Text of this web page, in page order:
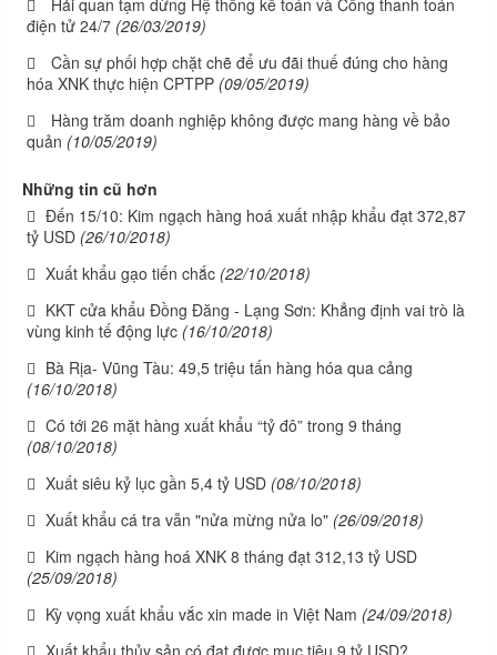
Hải quan tạm dừng Hệ thống kế toán và Cổng thanh toán
điện tử 24/7 (26/03/2019)
Cần sự phối hợp chặt chẽ để ưu đãi thuế đúng cho hàng
hóa XNK thực hiện CPTPP (09/05/2019)
Hàng trăm doanh nghiệp không được mang hàng về bảo
quản (10/05/2019)
Những tin cũ hơn
Đến 15/10: Kim ngạch hàng hoá xuất nhập khẩu đạt 372,87
tỷ USD (26/10/2018)
Xuất khẩu gạo tiến chắc (22/10/2018)
KKT cửa khẩu Đồng Đăng - Lạng Sơn: Khẳng định vai trò là
vùng kinh tế động lực (16/10/2018)
Bà Rịa- Vũng Tàu: 49,5 triệu tấn hàng hóa qua cảng
(16/10/2018)
Có tới 26 mặt hàng xuất khẩu “tỷ đô” trong 9 tháng
(08/10/2018)
Xuất siêu kỷ lục gần 5,4 tỷ USD (08/10/2018)
Xuất khẩu cá tra vẫn "nửa mừng nửa lo" (26/09/2018)
Kim ngạch hàng hoá XNK 8 tháng đạt 312,13 tỷ USD
(25/09/2018)
Kỳ vọng xuất khẩu vắc xin made in Việt Nam (24/09/2018)
Xuất khẩu thủy sản có đạt được mục tiêu 9 tỷ USD?